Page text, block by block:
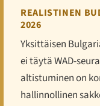
REALISTINEN
2026
Yksittäisen
ei täytä WAD-
altistuminen on
hallinnollinen